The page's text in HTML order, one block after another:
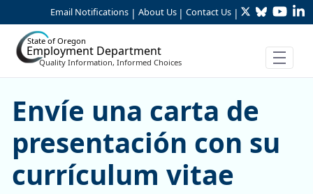
Skip to Main Content
Email Notifications | About Us | Contact Us | TwitterBluesky
State of Oregon
Employment Department
Quality Information, Informed Choices
Envíe una carta de
Envíe una carta de
presentación con su
currículum vitae